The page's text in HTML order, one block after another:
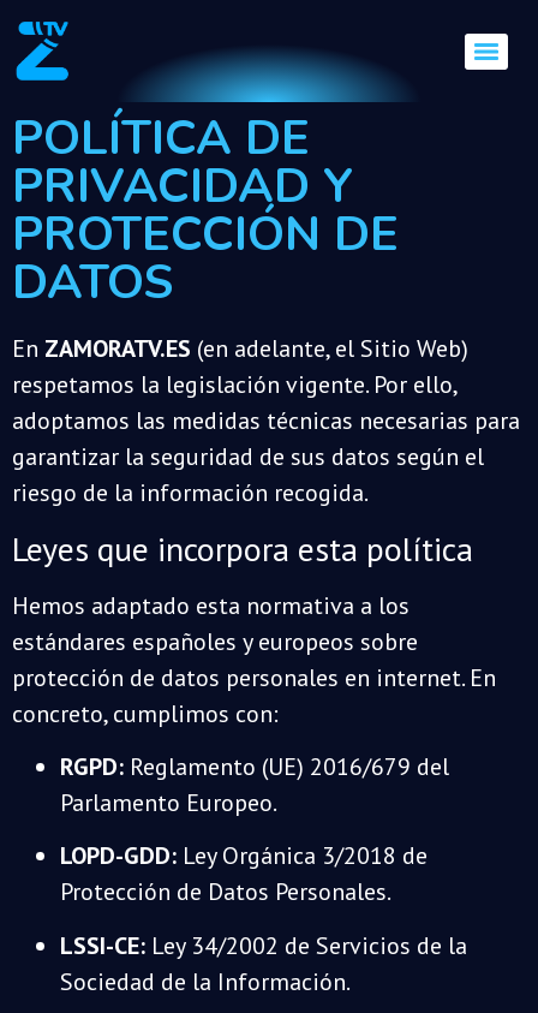
POLÍTICA DE
PRIVACIDAD Y
PROTECCIÓN DE
DATOS
En ZAMORATV.ES (en adelante, el Sitio Web)
respetamos la legislación vigente. Por ello,
adoptamos las medidas técnicas necesarias para
garantizar la seguridad de sus datos según el
riesgo de la información recogida.
Leyes que incorpora esta política
Hemos adaptado esta normativa a los
estándares españoles y europeos sobre
protección de datos personales en internet. En
concreto, cumplimos con:
RGPD: Reglamento (UE) 2016/679 del
Parlamento Europeo.
LOPD-GDD: Ley Orgánica 3/2018 de
Protección de Datos Personales.
LSSI-CE: Ley 34/2002 de Servicios de la
Sociedad de la Información.